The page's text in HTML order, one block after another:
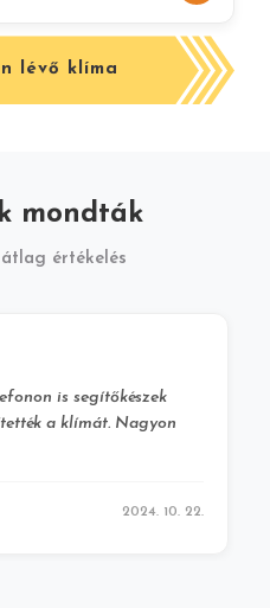
lévő klíma
mondták
átlag értékelés
is segítőkészek
a klímát. Nagyon
2024. 10. 22.